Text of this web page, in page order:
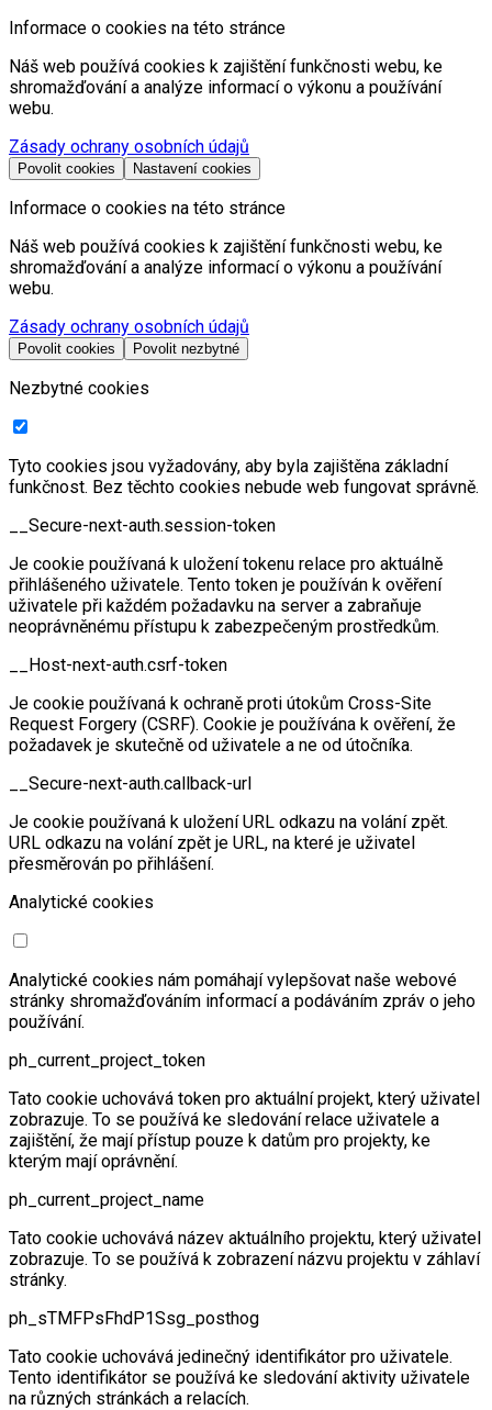
Informace o cookies na této stránce
Náš web používá cookies k zajištění funkčnosti webu, ke
shromažďování a analýze informací o výkonu a používání
webu.
Zásady ochrany osobních údajů
Povolit cookies Nastavení cookies
Informace o cookies na této stránce
Náš web používá cookies k zajištění funkčnosti webu, ke
shromažďování a analýze informací o výkonu a používání
webu.
Zásady ochrany osobních údajů
Povolit cookies Povolit nezbytné
Nezbytné cookies
Tyto cookies jsou vyžadovány, aby byla zajištěna základní
funkčnost. Bez těchto cookies nebude web fungovat správně.
__Secure-next-auth.session-token
Je cookie používaná k uložení tokenu relace pro aktuálně
přihlášeného uživatele. Tento token je používán k ověření
uživatele při každém požadavku na server a zabraňuje
neoprávněnému přístupu k zabezpečeným prostředkům.
__Host-next-auth.csrf-token
Je cookie používaná k ochraně proti útokům Cross-Site
Request Forgery (CSRF). Cookie je používána k ověření, že
požadavek je skutečně od uživatele a ne od útočníka.
__Secure-next-auth.callback-url
Je cookie používaná k uložení URL odkazu na volání zpět.
URL odkazu na volání zpět je URL, na které je uživatel
přesměrován po přihlášení.
Analytické cookies
Analytické cookies nám pomáhají vylepšovat naše webové
stránky shromažďováním informací a podáváním zpráv o jeho
používání.
ph_current_project_token
Tato cookie uchovává token pro aktuální projekt, který uživatel
zobrazuje. To se používá ke sledování relace uživatele a
zajištění, že mají přístup pouze k datům pro projekty, ke
kterým mají oprávnění.
ph_current_project_name
Tato cookie uchovává název aktuálního projektu, který uživatel
zobrazuje. To se používá k zobrazení názvu projektu v záhlaví
stránky.
ph_sTMFPsFhdP1Ssg_posthog
Tato cookie uchovává jedinečný identifikátor pro uživatele.
Tento identifikátor se používá ke sledování aktivity uživatele
na různých stránkách a relacích.